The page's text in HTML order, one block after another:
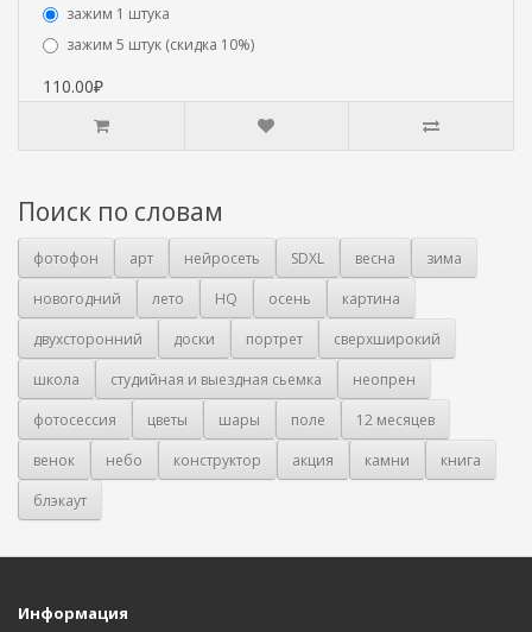
зажим 1 штука
зажим 5 штук (скидка 10%)
110.00₽
Поиск по словам
фотофон арт нейросеть SDXL весна
зима
новогодний
лето HQ осень
картина
двухсторонний
доски портрет
сверхширокий
школа
студийная и выездная сьемка
неопрен
фотосессия
цветы шары поле
12 месяцев
венок
небо конструктор акция камни
книга
блэкаут
Информация